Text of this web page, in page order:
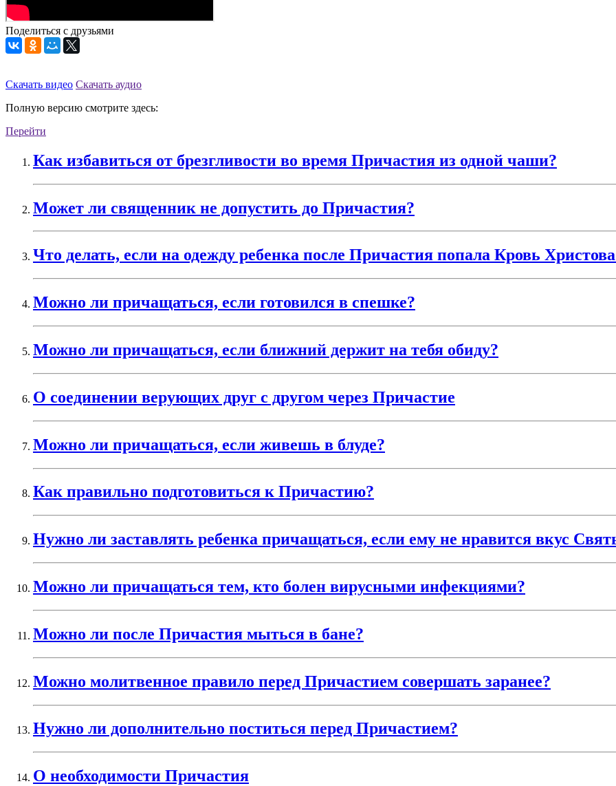
Поделиться с друзьями
Скачать видео Скачать аудио
Полную версию смотрите здесь:
Перейти
Как избавиться от брезгливости во время Причастия из одной чаши?
Может ли священник не допустить до Причастия?
Что делать, если на одежду ребенка после Причастия попала Кровь
Можно ли причащаться, если готовился в спешке?
Можно ли причащаться, если ближний держит на тебя обиду?
О соединении верующих друг с другом через Причастие
Можно ли причащаться, если живешь в блуде?
Как правильно подготовиться к Причастию?
Нужно ли заставлять ребенка причащаться, если ему не нравится вкус
Можно ли причащаться тем, кто болен вирусными инфекциями?
Можно ли после Причастия мыться в бане?
Можно молитвенное правило перед Причастием совершать заранее?
Нужно ли дополнительно поститься перед Причастием?
О необходимости Причастия